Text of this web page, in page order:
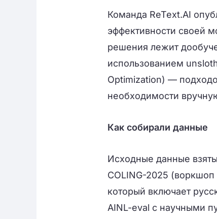
Команда ReText.AI
эффективности своей
решения лежит
использованием
Optimization) —
необходимости
Как собирали данные
Исходные данные
COLING-2025 (воркшоп
который включает
AINL-eval с научными